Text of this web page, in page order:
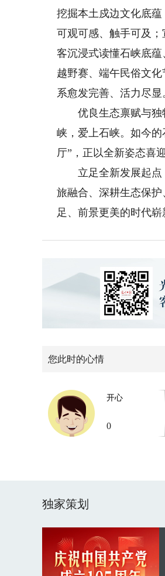
挖掘本土戍边文化底
可观可感、触手可及
客沉浸式读懂石峡底
越野赛、端午民俗文
系愈发完善、活力尽显
优良生态禀赋与独特
峡，爱上石峡。如今
厅”，正以全新姿态喜
立足全新发展起点，
旅融合、深耕生态保
足、前景更美的时代崭
您此时的心情
开心
0
独家策划